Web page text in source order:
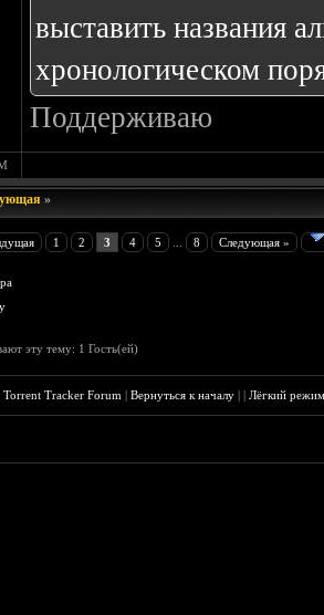
выставить названия
хронологическом
Поддерживаю
»
1 2 3 4 5 8 Следующая »
эту тему: 1 Гость(ей)
Torrent Tracker Forum |Вернуться к началу ||Лёгкий